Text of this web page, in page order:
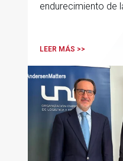
endurecimiento de
LEER MÁS >>